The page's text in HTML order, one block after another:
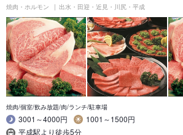
焼肉・ホルモン 出水・田迎・近見・川尻・平成
焼肉/個室/飲み放題/肉/ランチ/駐車場
3001～4000円
1001～1500円
平成駅より徒歩5分